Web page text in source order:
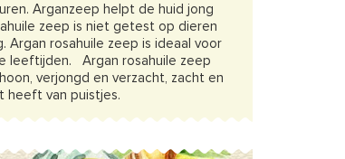
Arganzeep helpt de huid jong
zeep is niet getest op dieren
rosahuile zeep is ideaal voor
leeftijden. Argan rosahuile zeep
verjongd en verzacht, zacht en
heeft van puistjes.